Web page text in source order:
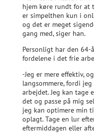
hjem køre rundt for at
er simpelthen kun i
og det er meget
gang med, siger han.
Personligt har den 64-
fordelene i det frie
-Jeg er mere effektiv,
langsommere, fordi
arbejdet. Jeg kan tage
det og passe på mig
jeg kan optimere min
oplagt. Tage en lur
eftermiddagen eller